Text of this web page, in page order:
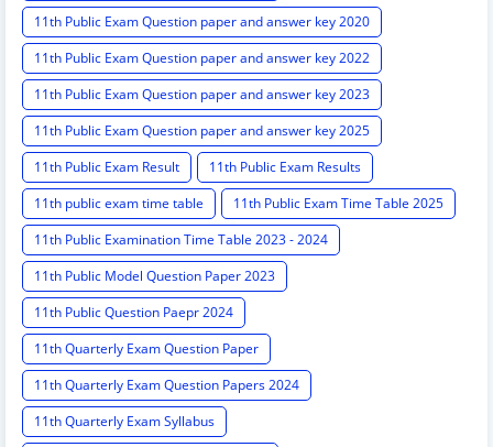
11th Public Exam Question paper and answer key 2020
11th Public Exam Question paper and answer key 2022
11th Public Exam Question paper and answer key 2023
11th Public Exam Question paper and answer key 2025
11th Public Exam Result
11th Public Exam Results
11th public exam time table
11th Public Exam Time Table 2025
11th Public Examination Time Table 2023 - 2024
11th Public Model Question Paper 2023
11th Public Question Paepr 2024
11th Quarterly Exam Question Paper
11th Quarterly Exam Question Papers 2024
11th Quarterly Exam Syllabus